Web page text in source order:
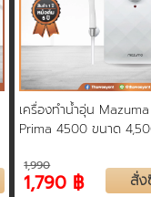
เครื่องทำน้ำอุ่น
Prima 4500 ขนาด
1,990
1,790 ฿ สั่